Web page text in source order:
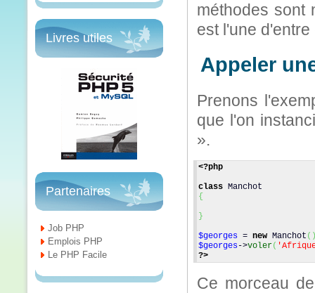
méthodes sont
est l'une d'entre
Appeler
Prenons
que l'on
».
<?php
class Manchot
{
}
$georges = new Manchot (
$georges->voler(
?>
Ce morceau
Livres utiles
Partenaires
Job PHP
Emplois PHP
Le PHP Facile